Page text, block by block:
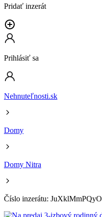
Pridať inzerát
Prihlásiť sa
Nehnuteľnosti.sk
Domy
Domy Nitra
Číslo inzerátu: JuXklMmPQyO